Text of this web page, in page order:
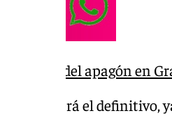
el origen del apagón en
no será el definitivo,